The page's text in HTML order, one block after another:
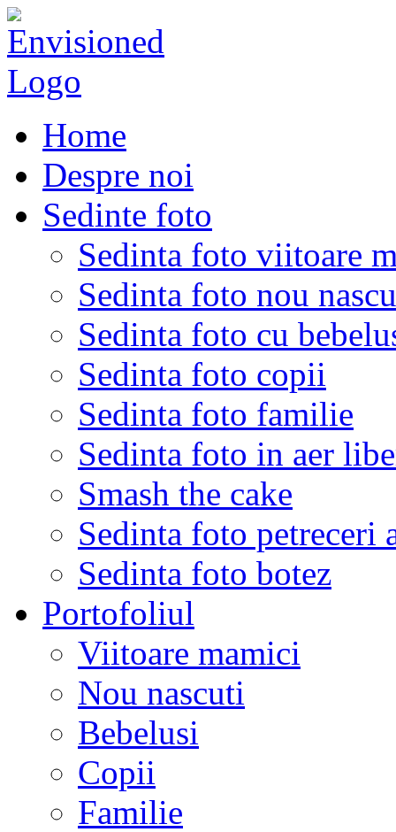
Home
Despre noi
Sedinte foto
Sedinta foto viitoare
Sedinta foto nou
Sedinta foto cu
Sedinta foto copii
Sedinta foto familie
Sedinta foto in aer
Smash the cake
Sedinta foto petreceri
Sedinta foto botez
Portofoliul
Viitoare mamici
Nou nascuti
Bebelusi
Copii
Familie